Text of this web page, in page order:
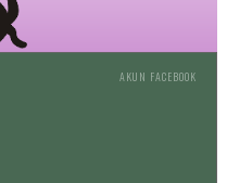
AKUN FACEBOOK